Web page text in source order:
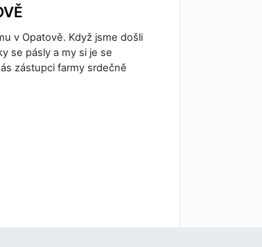
v Opatově. Když jsme došli
se pásly a my si je se
zástupci farmy srdečně